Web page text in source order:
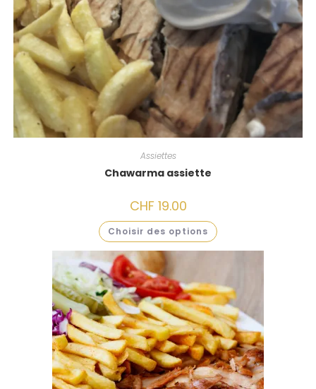
Assiettes
Chawarma assiette
CHF 19.00
Choisir des options